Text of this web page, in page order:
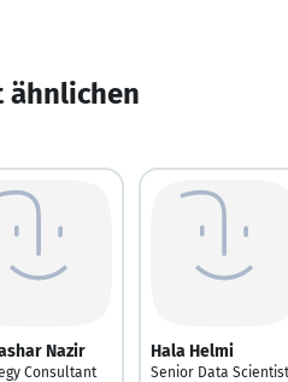
ähnlichen
Nazir
Consultant
Hala Helmi
Senior Data Scientist